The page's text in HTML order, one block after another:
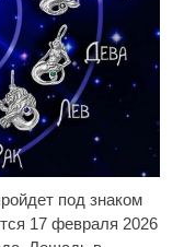
под знаком
17 февраля 2026
i
а смеяться вы